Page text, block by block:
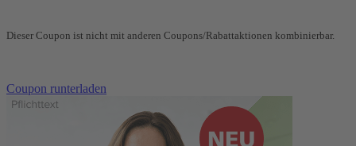
Dieser Coupon ist nicht mit anderen Coupons/Rabattaktionen kombinierbar.
Coupon runterladen